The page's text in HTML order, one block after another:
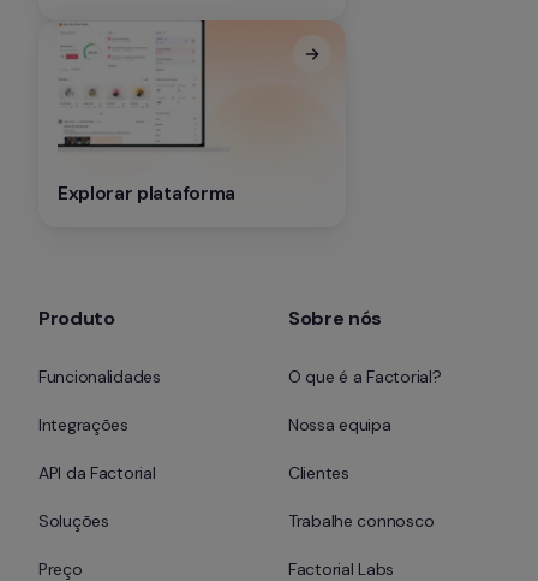
Explorar plataforma
Produto
Funcionalidades
Integrações
API da Factorial
Soluções
Preço
Sobre nós
O que é a Factorial?
Nossa equipa
Clientes
Trabalhe connosco
Factorial Labs